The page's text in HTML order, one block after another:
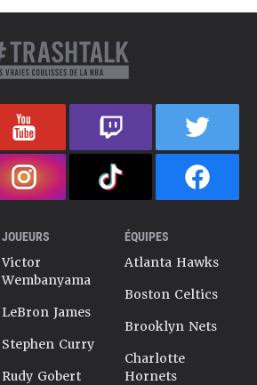
JOUEURS
Victor
Wembanyama
LeBron James
Stephen Curry
Rudy Gobert
ÉQUIPES
Atlanta Hawks
Boston Celtics
Brooklyn Nets
Charlotte
Hornets